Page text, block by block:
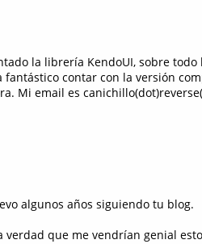
la librería KendoUI, sobre
fantástico contar con la versión
Mi email es
algunos años siguiendo tu blog.
verdad que me vendrían genial